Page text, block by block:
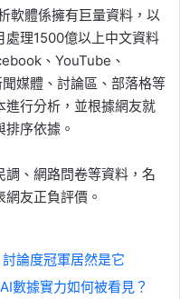
軟體係擁有巨量資料，以
處理1500億以上中文資料
、YouTube、
媒體、討論區、部落格等
進行分析，並根據網友就
序依據。
、網路問卷等資料，名
友正負評價。
論度冠軍居然是它
數據實力如何被看見？